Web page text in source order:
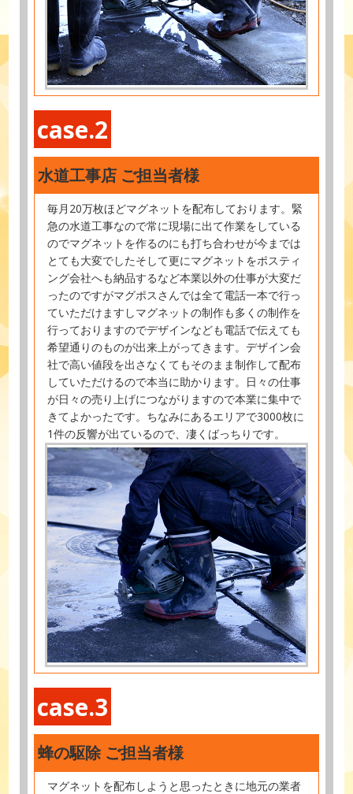
case.2
水道工事店 ご担当者様
毎月20万枚ほどマグネットを配布しております。緊
急の水道工事なので常に現場に出て作業をしている
のでマグネットを作るのにも打ち合わせが今までは
とても大変でしたそして更にマグネットをポスティ
ング会社へも納品するなど本業以外の仕事が大変だ
ったのですがマグポスさんでは全て電話一本で行っ
ていただけますしマグネットの制作も多くの制作を
行っておりますのでデザインなども電話で伝えても
希望通りのものが出来上がってきます。デザイン会
社で高い値段を出さなくてもそのまま制作して配布
していただけるので本当に助かります。日々の仕事
が日々の売り上げにつながりますので本業に集中で
きてよかったです。ちなみにあるエリアで3000枚に
1件の反響が出ているので、凄くばっちりです。
case.3
蜂の駆除 ご担当者様
マグネットを配布しようと思ったときに地元の業者